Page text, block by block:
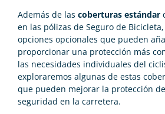
Además de las coberturas estándar
en las pólizas de Seguro de
opciones opcionales que pueden
proporcionar una protección más
las necesidades individuales del
exploraremos algunas de estas
que pueden mejorar la protección
seguridad en la carretera.